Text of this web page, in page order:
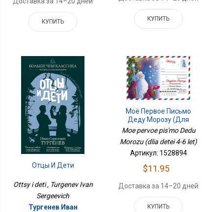
КУПИТЬ КУПИТЬ
Отцы И Дети
Ottsy i deti , Turgenev Ivan
Sergeevich
Тургенев Иван
Моё Первое Письмо
Деду Морозу (для
Детей 4-6 Лет)
Moe pervoe pis'mo Dedu
Morozu (dlia detei 4-6 let)
Артикул: 1528894
$11.95
Доставка за 14–20 дней
КУПИТЬ